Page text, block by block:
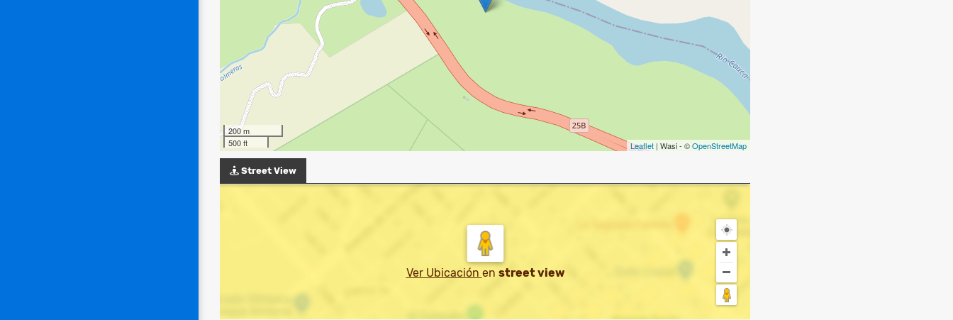
200 m
500 ft
Leaflet | Wasi - ©OpenStreetMap
Street View
Ver Ubicación en street view